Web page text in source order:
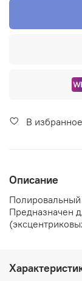
В избранное
Описание
Предназначен